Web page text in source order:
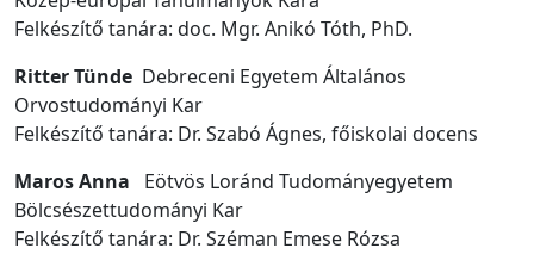
Felkészítő tanára: doc. Mgr. Anikó Tóth, PhD.
Ritter Tünde Debreceni Egyetem Általános
Orvostudományi Kar
Felkészítő tanára: Dr. Szabó Ágnes, főiskolai docens
Maros Anna Eötvös Loránd Tudományegyetem
Bölcsészettudományi Kar
Felkészítő tanára: Dr. Széman Emese Rózsa